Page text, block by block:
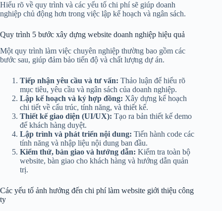
Hiểu rõ về quy trình và các yếu tố chi phí sẽ giúp doanh
nghiệp chủ động hơn trong việc lập kế hoạch và ngân sách.
Quy trình 5 bước xây dựng website doanh nghiệp hiệu quả
Một quy trình làm việc chuyên nghiệp thường bao gồm các
bước sau, giúp đảm bảo tiến độ và chất lượng dự án.
Tiếp nhận yêu cầu và tư vấn: Thảo luận để hiểu rõ
mục tiêu, yêu cầu và ngân sách của doanh nghiệp.
Lập kế hoạch và ký hợp đồng: Xây dựng kế hoạch
chi tiết về cấu trúc, tính năng, và thiết kế.
Thiết kế giao diện (UI/UX): Tạo ra bản thiết kế demo
để khách hàng duyệt.
Lập trình và phát triển nội dung: Tiến hành code các
tính năng và nhập liệu nội dung ban đầu.
Kiểm thử, bàn giao và hướng dẫn: Kiểm tra toàn bộ
website, bàn giao cho khách hàng và hướng dẫn quản
trị.
Các yếu tố ảnh hưởng đến chi phí làm website giới thiệu công
ty